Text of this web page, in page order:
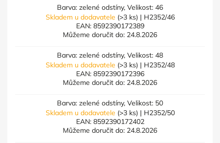
Barva: zelené odstíny, Velikost: 46
Skladem u dodavatele (>3 ks) | H2352/46
EAN: 8592390172389
Můžeme doručit do: 24.8.2026
Barva: zelené odstíny, Velikost: 48
Skladem u dodavatele (>3 ks) | H2352/48
EAN: 8592390172396
Můžeme doručit do: 24.8.2026
Barva: zelené odstíny, Velikost: 50
Skladem u dodavatele (>3 ks) | H2352/50
EAN: 8592390172402
Můžeme doručit do: 24.8.2026